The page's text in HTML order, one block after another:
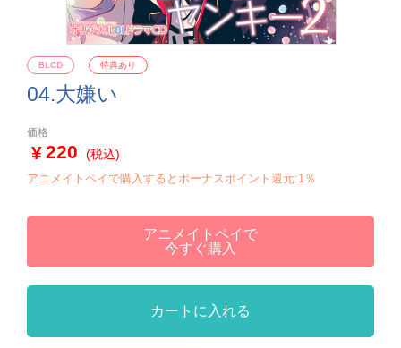
04.大嫌い
BLCD 特典あり
価格
220 (税込)
アニメイトペイで購入するとボーナスポイント還元:1％
アニメイトペイで
今すぐ購入
カートに入れる